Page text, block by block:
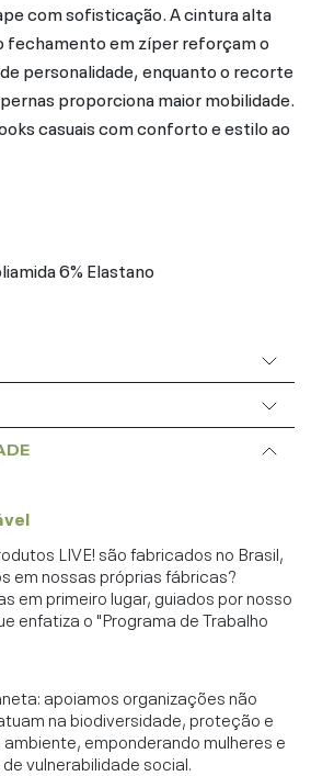
com sofisticação. A cintura alta
fechamento em zíper reforçam o
personalidade, enquanto o recorte
proporciona maior mobilidade.
casuais com conforto e estilo ao
6% Elastano
LIVE! são fabricados no Brasil,
em nossas próprias fábricas?
em primeiro lugar, guiados por nosso
enfatiza o "Programa de Trabalho
apoiamos organizações não
na biodiversidade, proteção e
emponderando mulheres e
vulnerabilidade social.